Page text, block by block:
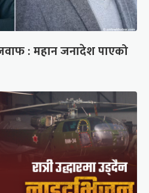
: महान जनादेश पाएको